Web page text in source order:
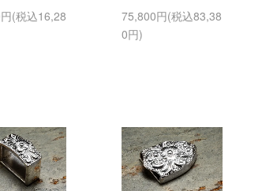
(税込16,28
75,800円(税込83,38
0円)